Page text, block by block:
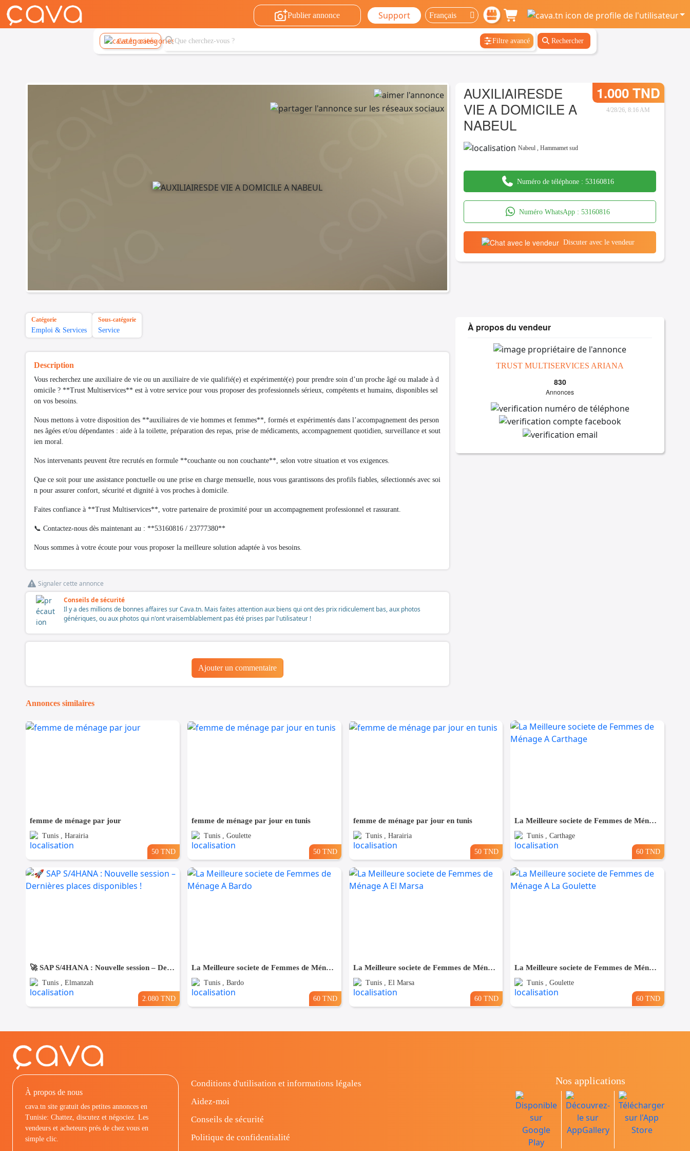
Publier annonce Support
Catégories Filtre avancé Rechercher
AUXILIAIRESDE
VIE A DOMICILE A
NABEUL
1.000 TND
4/28/26, 8:16 AM
Nabeul ,Hammamet sud
Numéro de téléphone : 53160816
Numéro WhatsApp :53160816
Discuter avec le vendeur
Catégorie
Emploi & Services
Sous-catégorie
Service
Description
Vous recherchez une auxiliaire de vie ou un auxiliaire de vie qualifié(e) et expérimenté(e) pour prendre soin d’un proche âgé ou malade à d
omicile ? **Trust Multiservices** est à votre service pour vous proposer des professionnels sérieux, compétents et humains, disponibles sel
on vos besoins.
Nous mettons à votre disposition des **auxiliaires de vie hommes et femmes**, formés et expérimentés dans l’accompagnement des person
nes âgées et/ou dépendantes : aide à la toilette, préparation des repas, prise de médicaments, accompagnement quotidien, surveillance et sout
ien moral.
Nos intervenants peuvent être recrutés en formule **couchante ou non couchante**, selon votre situation et vos exigences.
Que ce soit pour une assistance ponctuelle ou une prise en charge mensuelle, nous vous garantissons des profils fiables, sélectionnés avec soi
n pour assurer confort, sécurité et dignité à vos proches à domicile.
Faites confiance à **Trust Multiservices**, votre partenaire de proximité pour un accompagnement professionnel et rassurant.
📞 Contactez-nous dès maintenant au : **53160816 / 23777380**
Nous sommes à votre écoute pour vous proposer la meilleure solution adaptée à vos besoins.
Signaler cette annonce
Conseils de sécurité
Il y a des millions de bonnes affaires sur Cava.tn. Mais faites attention aux biens qui ont des prix ridiculement bas, aux photos
génériques, ou aux photos qui n'ont vraisemblablement pas été prises par l'utilisateur !
Ajouter un commentaire
À propos du vendeur
TRUST MULTISERVICES ARIANA
830
Annonces
Annonces similaires
femme de ménage par jour
Tunis , Harairia
50 TND
femme de ménage par jour en tunis
Tunis , Goulette
50 TND
femme de ménage par jour en tunis
Tunis , Harairia
50 TND
La Meilleure societe de Femmes de Ménage A Carthage
Tunis , Carthage
60 TND
🚀 SAP S/4HANA : Nouvelle session – Dernières places disponibles !
Tunis , Elmanzah
2.080 TND
La Meilleure societe de Femmes de Ménage A Bardo
Tunis , Bardo
60 TND
La Meilleure societe de Femmes de Ménage A El Marsa
Tunis , El Marsa
60 TND
La Meilleure societe de Femmes de Ménage A La Goulette
Tunis , Goulette
60 TND
À propos de nous
cava.tn site gratuit des petites annonces en
Tunisie: Chattez, discutez et négociez. Les
vendeurs et acheteurs prés de chez vous en
simple clic.
Conditions d'utilisation et informations légales
Aidez-moi
Conseils de sécurité
Politique de confidentialité
Nos applications